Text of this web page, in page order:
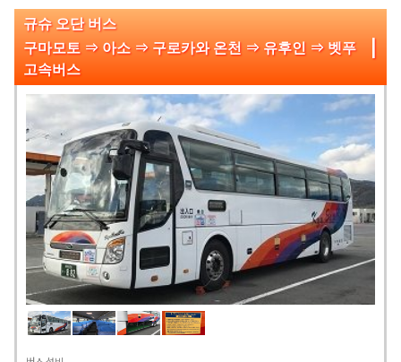
규슈 오단 버스
구마모토 ⇒ 아소 ⇒ 구로카와 온천 ⇒ 유후인 ⇒ 벳푸 |
고속버스